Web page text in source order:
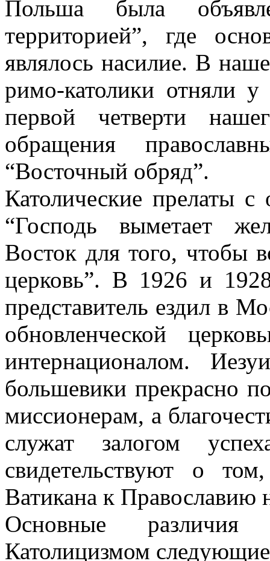
Польша была
территорией”, где
являлось насилие. В
римо-католики отняли
первой четверти
обращения
“Восточный обряд”.
Католические прелаты
“Господь выметает
Восток для того, чтобы
церковь”. В 1926 и 1928
представитель ездил в
обновленческой
интернационалом.
большевики прекрасно
миссионерам, а
служат залогом
свидетельствуют о
Ватикана к Православию
Основные
Католицизмом